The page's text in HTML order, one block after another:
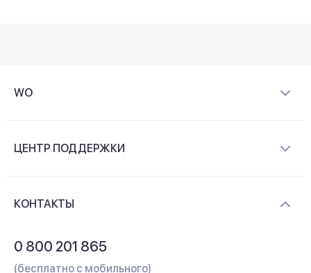
WO
Контакты
ЦЕНТР ПОДДЕРЖКИ
КОНТАКТЫ
0 800 201 865
(бесплатно с мобильного)